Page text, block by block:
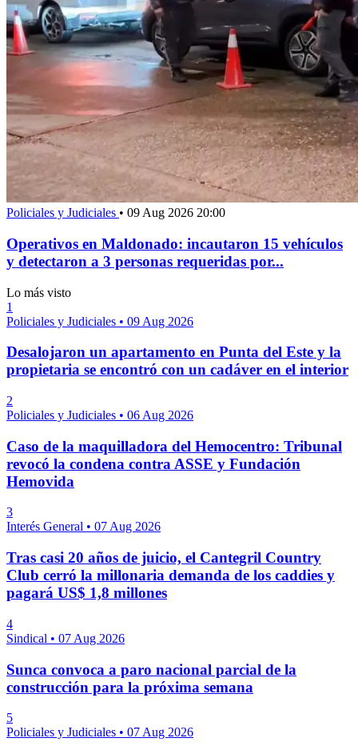
Policiales y Judiciales • 09 Aug 2026 20:00
Operativos en Maldonado: incautaron 15 vehículos
y detectaron a 3 personas requeridas por...
Lo más visto
1
Policiales y Judiciales • 09 Aug 2026
Desalojaron un apartamento en Punta del Este y la
propietaria se encontró con un cadáver en el interior
2
Policiales y Judiciales • 06 Aug 2026
Caso de la maquilladora del Hemocentro: Tribunal
revocó la condena contra ASSE y Fundación
Hemovida
3
Interés General • 07 Aug 2026
Tras casi 20 años de juicio, el Cantegril Country
Club cerró la millonaria demanda de los caddies y
pagará US$ 1,8 millones
4
Sindical • 07 Aug 2026
Sunca convoca a paro nacional parcial de la
construcción para la próxima semana
5
Policiales y Judiciales • 07 Aug 2026